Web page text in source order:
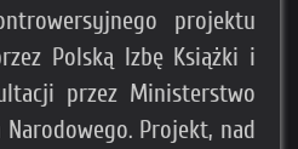
projektu
Polską Izbę Książki i
przez Ministerstwo
Projekt, nad